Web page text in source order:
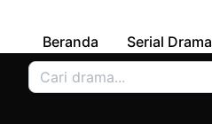
Beranda Serial Drama